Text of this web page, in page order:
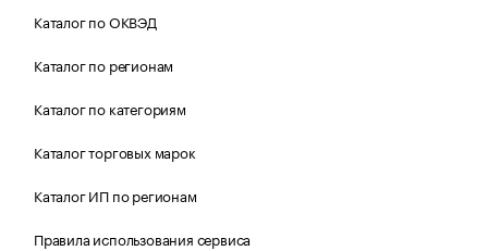
Каталог по ОКВЭД
Каталог по регионам
Каталог по категориям
Каталог торговых марок
Каталог ИП по регионам
Правила использования сервиса